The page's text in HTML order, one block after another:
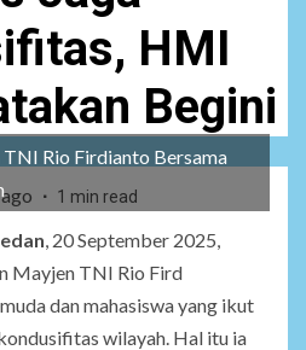
HMI
Begini
1 min read
Rio Firdianto Bersama
, 20 September 2025,
Mayjen TNI Rio Fird
dan mahasiswa yang ikut
wilayah. Hal itu ia